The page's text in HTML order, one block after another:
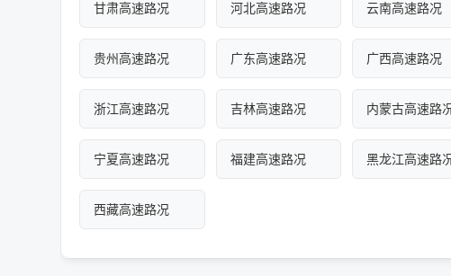
甘肃高速路况 河北高速路况 云南高速路况
贵州高速路况 广东高速路况 广西高速路况
浙江高速路况 吉林高速路况 内蒙古高速路
宁夏高速路况 福建高速路况 黑龙江高速路
西藏高速路况